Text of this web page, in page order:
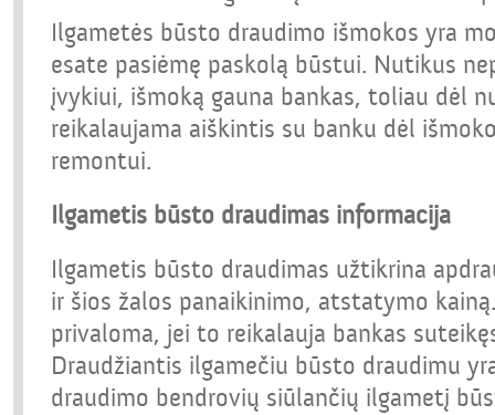
Ilgametės būsto draudimo išmokos yra
esate pasiėmę paskolą būstui. Nutikus
įvykiui, išmoką gauna bankas, toliau dėl
reikalaujama aiškintis su banku dėl
remontui.
Ilgametis būsto draudimas informacija
Ilgametis būsto draudimas užtikrina
ir šios žalos panaikinimo, atstatymo
privaloma, jei to reikalauja bankas
Draudžiantis ilgamečiu būsto draudimu
draudimo bendrovių siūlančių ilgametį